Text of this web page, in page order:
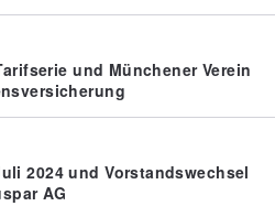
und Münchener Verein
2024 und Vorstandswechsel
AG